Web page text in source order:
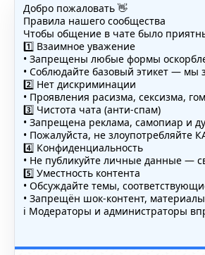
Добро пожаловать 👋
Правила нашего сообщества
Чтобы общение в чате было
1️⃣ Взаимное уважение
• Запрещены любые формы
• Соблюдайте базовый этикет — мы
2️⃣ Нет дискриминации
• Проявления расизма, сексизма,
3️⃣ Чистота чата (анти-спам)
• Запрещена реклама, самопиар и
• Пожалуйста, не злоупотребляйте
4️⃣ Конфиденциальность
• Не публикуйте личные данные —
5️⃣ Уместность контента
• Обсуждайте темы,
• Запрещён шок-контент,
ℹ️ Модераторы и администраторы